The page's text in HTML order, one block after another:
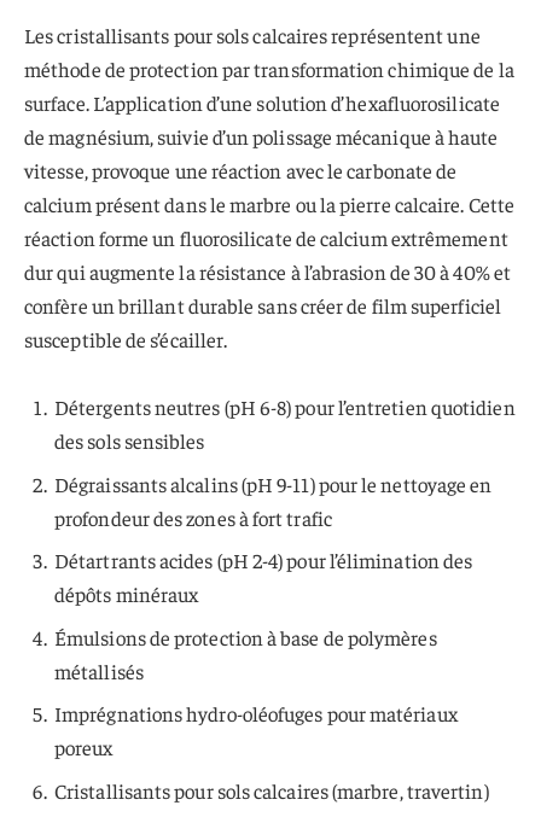
Les cristallisants pour sols calcaires représentent une
méthode de protection par transformation chimique de la
surface. L’application d’une solution d’hexafluorosilicate
de magnésium, suivie d’un polissage mécanique à haute
vitesse, provoque une réaction avec le carbonate de
calcium présent dans le marbre ou la pierre calcaire. Cette
réaction forme un fluorosilicate de calcium extrêmement
dur qui augmente la résistance à l’abrasion de 30 à 40% et
confère un brillant durable sans créer de film superficiel
susceptible de s’écailler.
Détergents neutres (pH 6-8) pour l’entretien quotidien
des sols sensibles
Dégraissants alcalins (pH 9-11) pour le nettoyage en
profondeur des zones à fort trafic
Détartrants acides (pH 2-4) pour l’élimination des
dépôts minéraux
Émulsions de protection à base de polymères
métallisés
Imprégnations hydro-oléofuges pour matériaux
poreux
Cristallisants pour sols calcaires (marbre, travertin)